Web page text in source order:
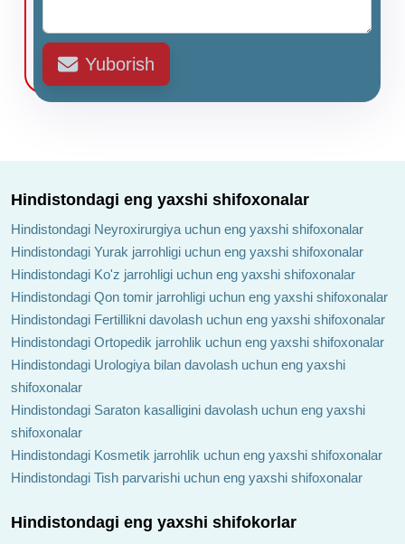
Yuborish
Hindistondagi eng yaxshi shifoxonalar
Hindistondagi Neyroxirurgiya uchun eng yaxshi shifoxonalar
Hindistondagi Yurak jarrohligi uchun eng yaxshi shifoxonalar
Hindistondagi Ko'z jarrohligi uchun eng yaxshi shifoxonalar
Hindistondagi Qon tomir jarrohligi uchun eng yaxshi shifoxonalar
Hindistondagi Fertillikni davolash uchun eng yaxshi shifoxonalar
Hindistondagi Ortopedik jarrohlik uchun eng yaxshi shifoxonalar
Hindistondagi Urologiya bilan davolash uchun eng yaxshi
shifoxonalar
Hindistondagi Saraton kasalligini davolash uchun eng yaxshi
shifoxonalar
Hindistondagi Kosmetik jarrohlik uchun eng yaxshi shifoxonalar
Hindistondagi Tish parvarishi uchun eng yaxshi shifoxonalar
Hindistondagi eng yaxshi shifokorlar